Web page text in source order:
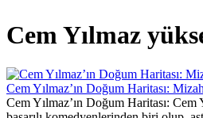
Cem Yılmaz
Cem Yılmaz’ın Doğum Haritası:
Cem Yılmaz’ın Doğum Haritası: